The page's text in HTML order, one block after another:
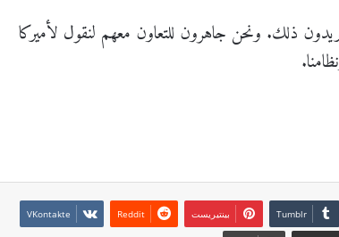
يريدون ذلك. ونحن جاهرون للتعاون معهم لنقول لأميركا
‏Tumblr بينتيريست ‏Reddit